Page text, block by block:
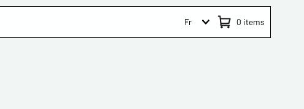
0 items
Fr